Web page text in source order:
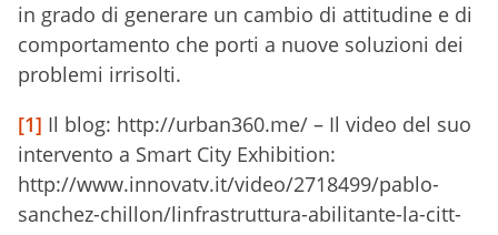
in grado di generare un cambio di attitudine e di
comportamento che porti a nuove soluzioni dei
problemi irrisolti.
[1] Il blog: http://urban360.me/ – Il video del suo
intervento a Smart City Exhibition:
http://www.innovatv.it/video/2718499/pablo-
sanchez-chillon/linfrastruttura-abilitante-la-citt-